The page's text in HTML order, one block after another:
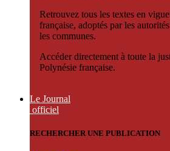
Retrouvez tous les textes en
française, adoptés par les
les communes.
Accéder directement à toute la
Polynésie française.
Le Journal
officiel
RECHERCHER UNE PUBLICATION